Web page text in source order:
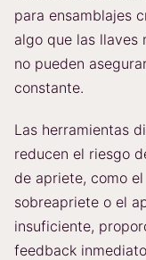
para ensamblajes
algo que las llaves
no pueden
constante.
Las herramientas
reducen el riesgo
de apriete, como el
sobreapriete o el
insuficiente,
feedback